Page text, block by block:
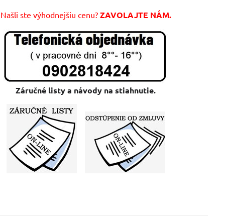
Našli ste výhodnejšiu cenu? ZAVOLAJTE NÁM.
Záručné listy a návody na stiahnutie.